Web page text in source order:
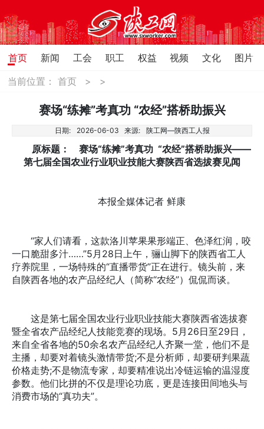
首页 新闻 工会 职工 权益 视频 文化
图片
当前位置：首页 > >
赛场“练摊”考真功 “农经”搭桥助振兴
日期: 2026-06-03 来源: 陕工网—陕西工人报
原标题： 赛场“练摊”考真功 “农经”搭桥助振兴——
第七届全国农业行业职业技能大赛陕西省选拔赛见闻
本报全媒体记者 鲜康
“家人们请看，这款洛川苹果果形端正、色泽红润，咬
一口脆甜多汁……”5月28日上午，骊山脚下的陕西省工人
疗养院里，一场特殊的“直播带货”正在进行。镜头前，来
自陕西各地的农产品经纪人（简称“农经”）侃侃而谈。
这是第七届全国农业行业职业技能大赛陕西省选拔赛
暨全省农产品经纪人技能竞赛的现场。5月26日至29日，
来自全省各地的50余名农产品经纪人齐聚一堂，他们不是
主播，却要对着镜头激情带货;不是分析师，却要研判果蔬
价格走势;不是物流专家，却要精准说出冷链运输的温湿度
参数。他们比拼的不仅是理论功底，更是连接田间地头与
消费市场的“真功夫”。